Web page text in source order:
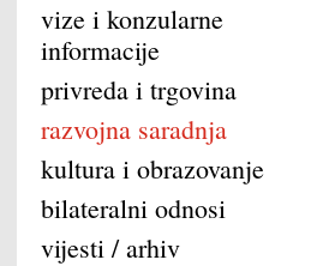
vize i konzularne
informacije
privreda i trgovina
razvojna saradnja
kultura i obrazovanje
bilateralni odnosi
vijesti / arhiv